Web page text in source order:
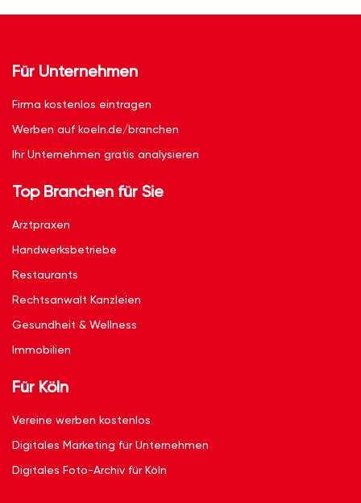
Für Unternehmen
Firma kostenlos eintragen
Werben auf koeln.de/branchen
Ihr Unternehmen gratis analysieren
Top Branchen für Sie
Arztpraxen
Handwerksbetriebe
Restaurants
Rechtsanwalt Kanzleien
Gesundheit & Wellness
Immobilien
Für Köln
Vereine werben kostenlos
Digitales Marketing für Unternehmen
Digitales Foto-Archiv für Köln